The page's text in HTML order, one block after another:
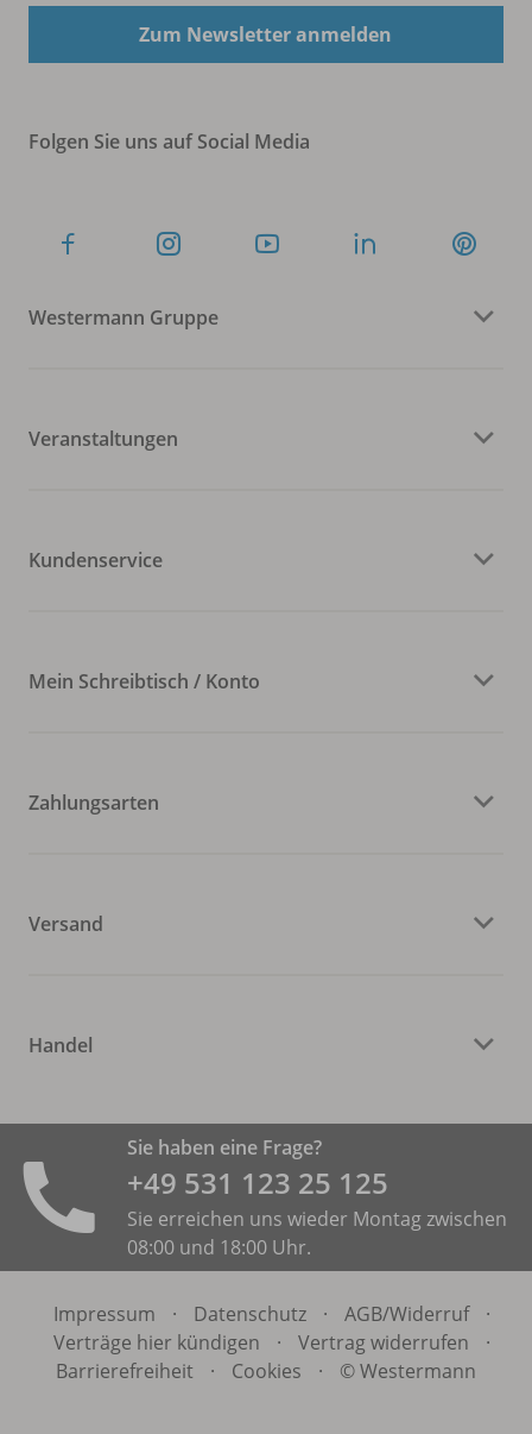
Zum Newsletter anmelden
Folgen Sie uns auf Social Media
Westermann Gruppe
Veranstaltungen
Kundenservice
Mein Schreibtisch / Konto
Zahlungsarten
Versand
Handel
Sie haben eine Frage?
+49 531 ­123 25 125
Sie erreichen uns wieder Montag zwischen
08:00 und 18:00 Uhr.
Impressum · Datenschutz · AGB/Widerruf
·
Verträge hier kündigen
· Vertrag widerrufen
·
Barrierefreiheit
· Cookies · © Westermann